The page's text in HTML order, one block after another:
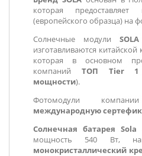
которая
(европейского образца) на
Солнечные модули SOLA
изготавливаются китайской
которая в основном
компаний ТОП Tier 1
мощности).
Фотомодули
международную
Солнечная батарея Sola
мощность 540 Вт,
монокристаллический